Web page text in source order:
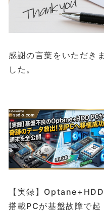
感謝の言葉をいただきま
した。
【実録】Optane+HDD
搭載PCが基盤故障で起